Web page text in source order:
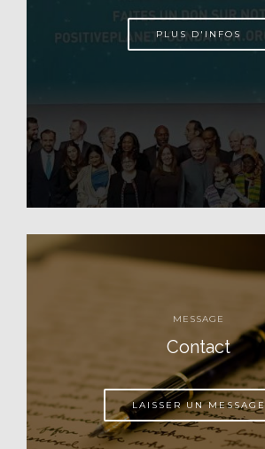
PLUS D'INFOS
MESSAGE
Contact
LAISSER UN MESSAGE